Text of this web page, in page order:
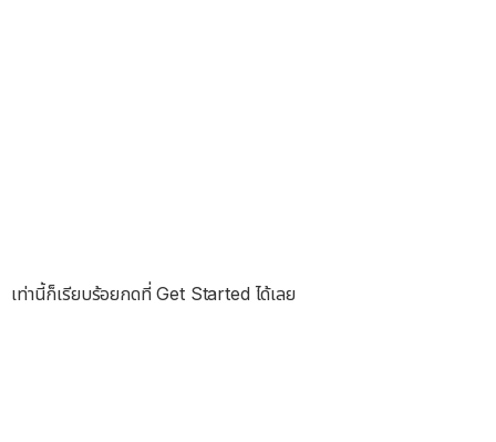
เท่านี้ก็เรียบร้อยกดที่ Get Started ได้เลย